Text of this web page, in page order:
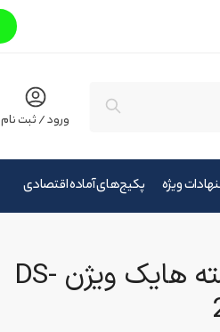
جستجو
ورود / ثبت نام
ویژه پکیج‌های آماده اقتصادی
دوربین مداربسته هایک ویژن DS-